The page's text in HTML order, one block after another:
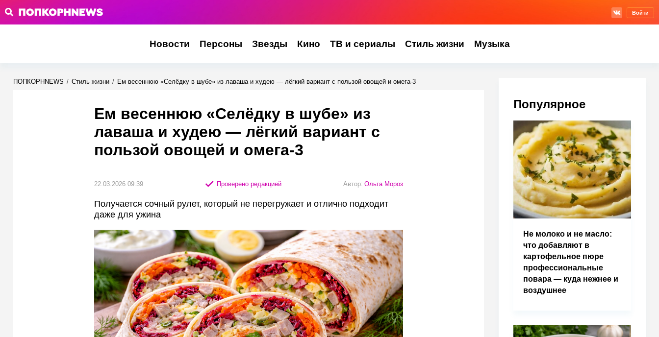
Войти
Новости Персоны Звезды Кино ТВ и сериалы Стиль жизни Музыка
ПОПКОРНNEWS / Стиль жизни / Ем весеннюю «Селёдку в шубе» из лаваша и худею — лёгкий вариант с пользой овощей и омега-3
Ем весеннюю «Селёдку в шубе» из
лаваша и худею — лёгкий вариант с
пользой овощей и омега-3
22.03.2026 09:39 Проверено редакцией Автор: Ольга Мороз
Получается сочный рулет, который не перегружает и отлично подходит
даже для ужина
Популярное
Не молоко и не масло:
что добавляют в
картофельное пюре
профессиональные
повара — куда нежнее и
воздушнее